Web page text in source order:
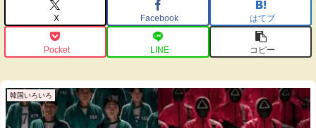
X Facebook はてブ
Pocket LINE コピー
韓国いろいろ